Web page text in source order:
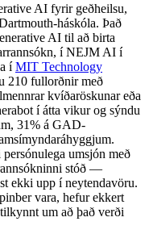
AI fyrir geðheilsu,
háskóla. Það
AI til að birta
í NEJM AI í
í MIT Technology
210 fullorðnir með
kvíðaröskunar eða
í átta vikur og sýndu
31% á GAD-
umsjón með
stóð —
ekki upp í neytendavöru.
vara, hefur ekkert
um að það verði